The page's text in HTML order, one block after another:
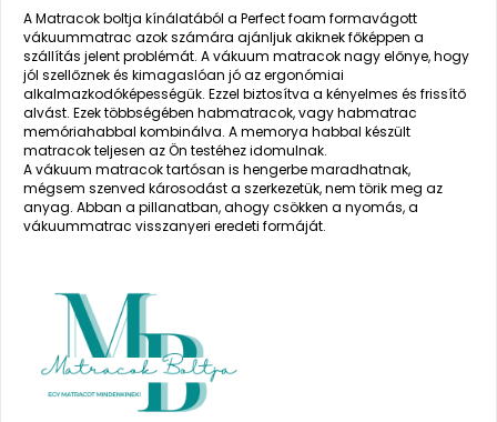
A Matracok boltja kínálatából a Perfect foam formavágott
vákuummatrac azok számára ajánljuk akiknek főképpen a
szállítás jelent problémát. A vákuum matracok nagy előnye, hogy
jól szellőznek és kimagaslóan jó az ergonómiai
alkalmazkodóképességük. Ezzel biztosítva a kényelmes és frissítő
alvást. Ezek többségében habmatracok, vagy habmatrac
memóriahabbal kombinálva. A memorya habbal készült
matracok teljesen az Ön testéhez idomulnak.
A vákuum matracok tartósan is hengerbe maradhatnak,
mégsem szenved károsodást a szerkezetük, nem törik meg az
anyag. Abban a pillanatban, ahogy csökken a nyomás, a
vákuummatrac visszanyeri eredeti formáját.